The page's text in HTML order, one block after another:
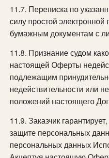
11.7. Переписка по
силу простой
бумажным документам с
11.8. Признание судом
настоящей Оферты
подлежащим
недействительности или
положений настоящего
11.9. Заказчик
защите персональных
персональных данных